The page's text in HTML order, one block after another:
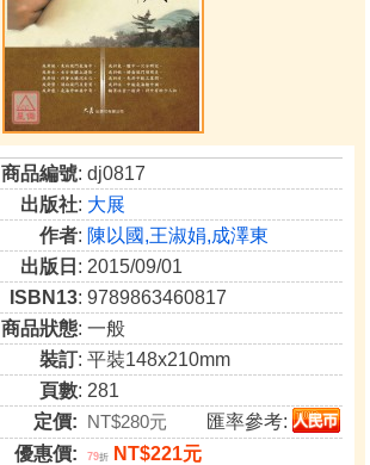
商品編號: dj0817
出版社: 大展
作者: 陳以國,王淑娟,成澤東
出版日 : 2015/09/01
ISBN13: 9789863460817
商品狀態: 一般
裝訂: 平裝148x210mm
頁數: 281
定價: NT$280元
匯率參考:
優惠價:
79折
NT$221元